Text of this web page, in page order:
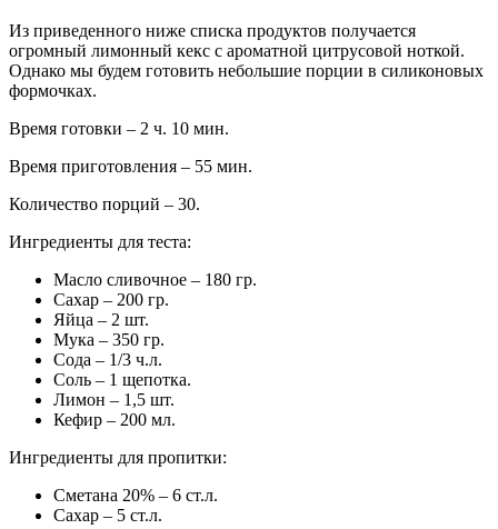
Из приведенного ниже списка продуктов получается
огромный лимонный кекс с ароматной цитрусовой ноткой.
Однако мы будем готовить небольшие порции в силиконовых
формочках.
Время готовки – 2 ч. 10 мин.
Время приготовления – 55 мин.
Количество порций – 30.
Ингредиенты для теста:
Масло сливочное – 180 гр.
Сахар – 200 гр.
Яйца – 2 шт.
Мука – 350 гр.
Сода – 1/3 ч.л.
Соль – 1 щепотка.
Лимон – 1,5 шт.
Кефир – 200 мл.
Ингредиенты для пропитки:
Сметана 20% – 6 ст.л.
Сахар – 5 ст.л.